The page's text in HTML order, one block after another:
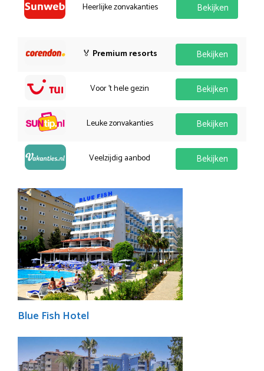
Heerlijke zonvakanties Bekijken
🏅 Premium resorts Bekijken
Voor 't hele gezin Bekijken
Leuke zonvakanties Bekijken
Veelzijdig aanbod Bekijken
Blue Fish Hotel